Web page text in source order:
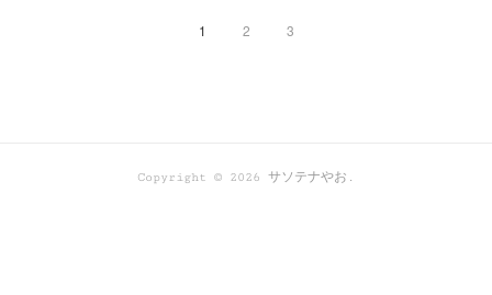
1 2 3
Copyright © 2026 サソテナやお .